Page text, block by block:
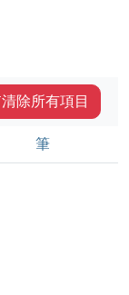
清除所有項目
筆